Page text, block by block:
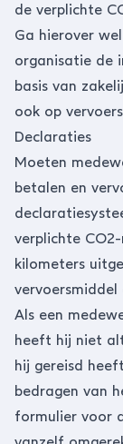
de verplichte
Ga hierover
organisatie de
basis van
ook op
Declaraties
Moeten
betalen en
verplichte
kilometers
Als een
heeft hij niet
hij gereisd
bedragen van
formulier voor